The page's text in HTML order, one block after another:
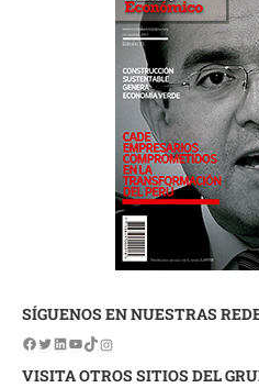
SÍGUENOS EN NUESTRAS
VISITA OTROS SITIOS DEL